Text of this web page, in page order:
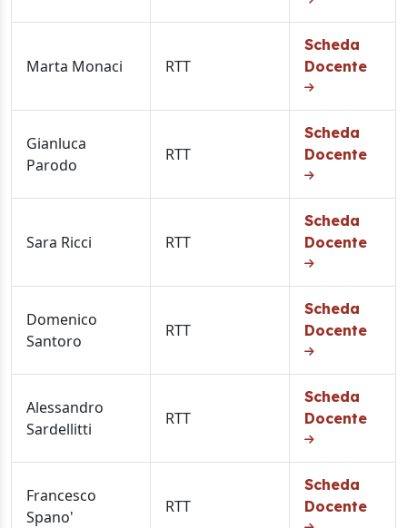
Marta Monaci RTT
Scheda
Docente
Gianluca
Parodo
RTT
Scheda
Docente
Sara Ricci RTT
Scheda
Docente
Domenico
Santoro
RTT
Scheda
Docente
Alessandro
Sardellitti
RTT
Scheda
Docente
Francesco
Spano'
RTT
Scheda
Docente